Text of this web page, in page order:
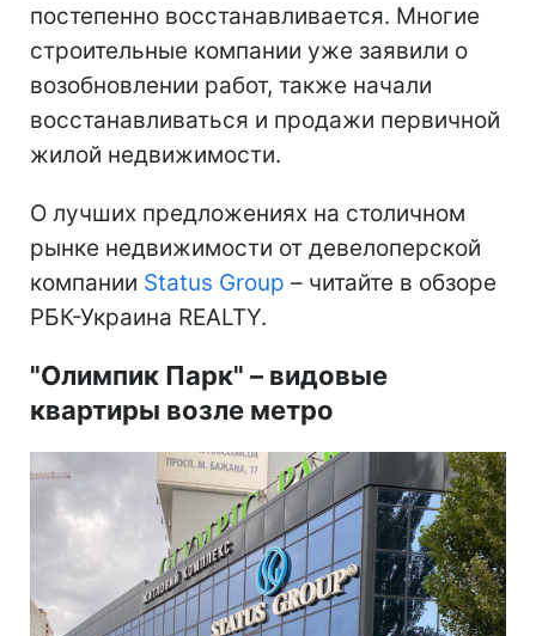
постепенно восстанавливается. Многие
строительные компании уже заявили о
возобновлении работ, также начали
восстанавливаться и продажи первичной
жилой недвижимости.
О лучших предложениях на столичном
рынке недвижимости от девелоперской
компании Status Group – читайте в обзоре
РБК-Украина REALTY.
"Олимпик Парк" – видовые
квартиры возле метро